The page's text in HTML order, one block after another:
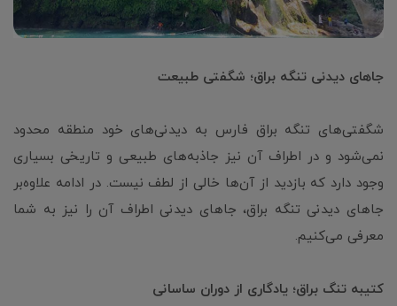
جاهای دیدنی تنگه براق؛ شگفتی طبیعت
شگفتی‌های تنگه براق فارس به دیدنی‌های خود منطقه محدود
نمی‌شود و در اطراف آن نیز جاذبه‌های طبیعی و تاریخی بسیاری
وجود دارد که بازدید از آن‌ها خالی‌ از لطف نیست. در ادامه علاوه‌بر
جاهای دیدنی تنگه براق، جاهای دیدنی اطراف آن را نیز به شما
معرفی می‌کنیم.
کتیبه تنگ براق؛ یادگاری از دوران ساسانی